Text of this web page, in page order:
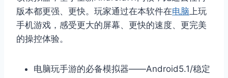
版本都更强、更快。玩家通过在本软件在电脑上玩
手机游戏，感受更大的屏幕、更快的速度、更完美
的操控体验。
电脑玩手游的必备模拟器——Android5.1/稳定